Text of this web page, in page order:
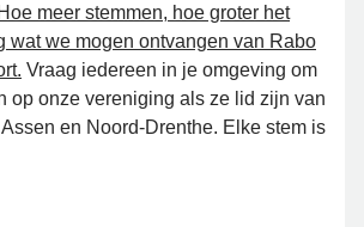
Hoe meer stemmen, hoe groter het
wat we mogen ontvangen van Rabo
Vraag iedereen in je omgeving om
op onze vereniging als ze lid zijn van
en Noord-Drenthe. Elke stem is